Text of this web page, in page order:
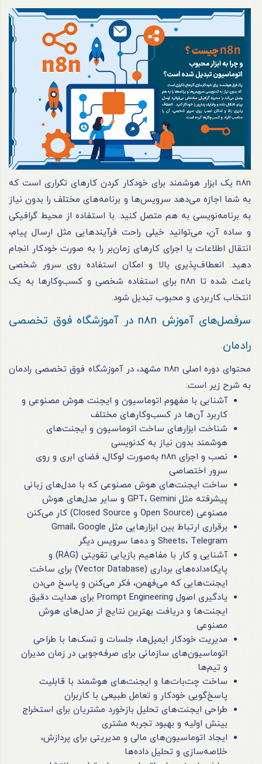
n8n یک ابزار هوشمند برای خودکار کردن کارهای تکراری است که
به شما اجازه می‌دهد سرویس‌ها و برنامه‌های مختلف را بدون نیاز
به برنامه‌نویسی به هم متصل کنید. با استفاده از محیط گرافیکی
و ساده آن، می‌توانید خیلی راحت فرآیندهایی مثل ارسال پیام،
انتقال اطلاعات یا اجرای کارهای زمان‌بر را به صورت خودکار انجام
دهید. انعطاف‌پذیری بالا و امکان استفاده روی سرور شخصی
باعث شده تا n8n برای استفاده شخصی و کسب‌وکارها به یک
انتخاب کاربردی و محبوب تبدیل شود.
سرفصل‌های آموزش n8n در آموزشگاه فوق تخصصی
رادمان
محتوای دوره اصلی n8n مشهد، در آموزشگاه فوق تخصصی رادمان
به شرح زیر است:
آشنایی با مفهوم اتوماسیون و ایجنت هوش مصنوعی و
کاربرد آن‌ها در کسب‌وکارهای مختلف
شناخت ابزارهای ساخت اتوماسیون و ایجنت‌های
هوشمند بدون نیاز به کدنویسی
نصب و اجرای n8n به‌صورت لوکال، فضای ابری و روی
سرور اختصاصی
ساخت ایجنت‌های هوش مصنوعی که با مدل‌های زبانی
پیشرفته مثل GPT، Gemini و سایر مدل‌های هوش
مصنوعی (Open Source و Closed Source) کار می‌کنن
برقراری ارتباط بین ابزارهایی مثل Gmail، Google
Sheets، Telegram و ده‌ها سرویس دیگر
آشنایی و کار با مفاهیم بازیابی تقویتی (RAG) و
پایگاه‌داده‌های برداری (Vector Database) برای ساخت
ایجنت‌هایی که می‌فهمن، فکر می‌کنن و پاسخ می‌دن
یادگیری اصول Prompt Engineering برای هدایت دقیق
ایجنت‌ها و دریافت بهترین نتایج از مدل‌های هوش
مصنوعی
مدیریت خودکار ایمیل‌ها، جلسات و تسک‌ها با طراحی
اتوماسیون‌های سازمانی برای صرفه‌جویی در زمان مدیران
و تیم‌ها
ساخت چت‌بات‌ها و ایجنت‌های هوشمند با قابلیت
پاسخ‌گویی خودکار و تعامل طبیعی با کاربران
طراحی ایجنت‌های تحلیل بازخورد مشتریان برای استخراج
بینش اولیه و بهبود تجربه مشتری
ایجاد اتوماسیون‌های مالی و مدیریتی برای پردازش،
خلاصه‌سازی و تحلیل داده‌ها